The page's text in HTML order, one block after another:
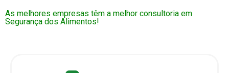
As melhores empresas têm a melhor consultoria em
Segurança dos Alimentos!